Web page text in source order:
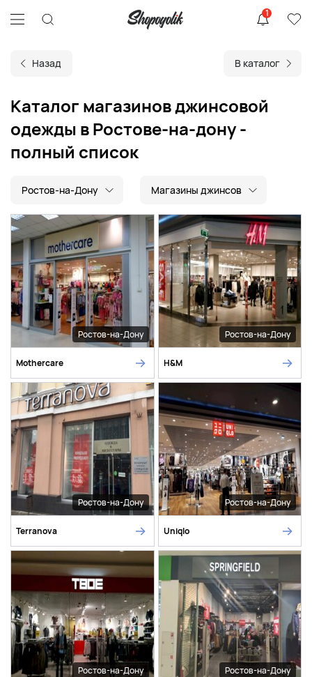
1
Назад В каталог
Каталог магазинов джинсовой
одежды в Ростове-на-дону -
полный список
Ростов-на-Дону Магазины джинсов
Ростов-на-Дону
Mothercare
Ростов-на-Дону
H&M
Ростов-на-Дону
Terranova
Ростов-на-Дону
Uniqlo
Ростов-на-Дону Ростов-на-Дону